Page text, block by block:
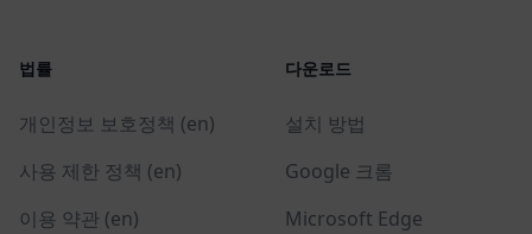
법률
개인정보 보호정책 (en)
사용 제한 정책 (en)
이용 약관 (en)
다운로드
설치 방법
Google 크롬
Microsoft Edge